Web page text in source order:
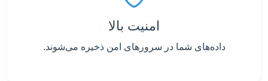
امنیت بالا
داده‌های شما در سرورهای امن ذخیره می‌شوند.